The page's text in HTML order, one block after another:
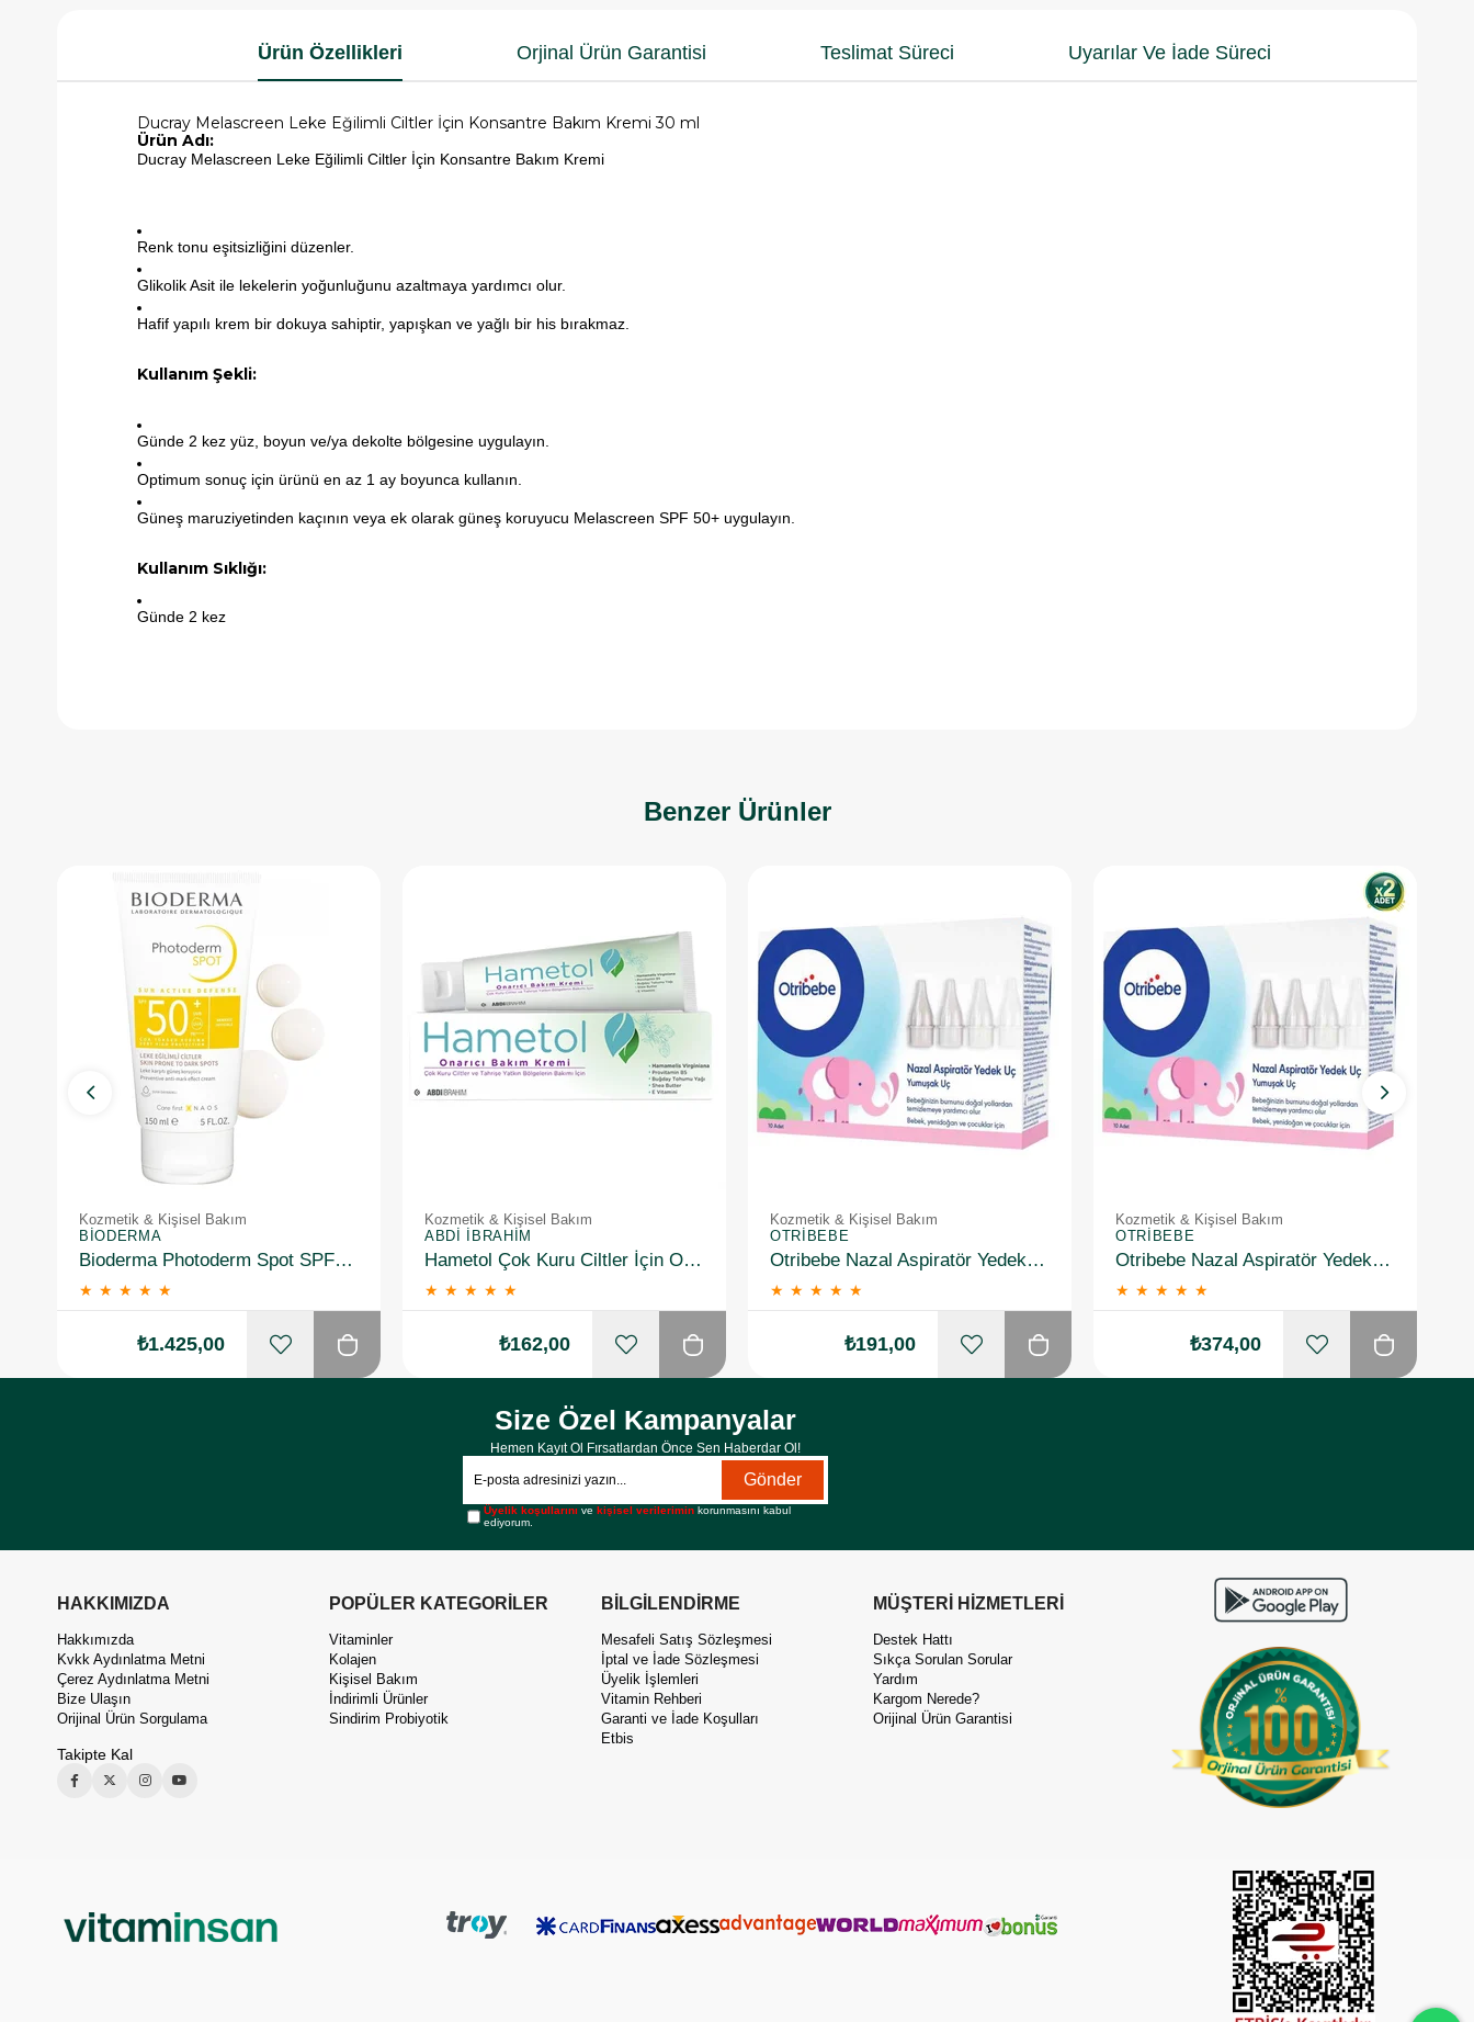
Ürün Özellikleri Orjinal Ürün Garantisi Teslimat Süreci Uyarılar Ve İade Süreci
Ducray Melascreen Leke Eğilimli Ciltler İçin Konsantre Bakım Kremi 30 ml
Ürün Adı:
Ducray Melascreen Leke Eğilimli Ciltler İçin Konsantre Bakım Kremi
Renk tonu eşitsizliğini düzenler.
Glikolik Asit ile lekelerin yoğunluğunu azaltmaya yardımcı olur.
Hafif yapılı krem bir dokuya sahiptir, yapışkan ve yağlı bir his bırakmaz.
Kullanım Şekli:
Günde 2 kez yüz, boyun ve/ya dekolte bölgesine uygulayın.
Optimum sonuç için ürünü en az 1 ay boyunca kullanın.
Güneş maruziyetinden kaçının veya ek olarak güneş koruyucu Melascreen SPF 50+ uygulayın.
Kullanım Sıklığı:
Günde 2 kez
Benzer Ürünler
Kozmetik & Kişisel Bakım
BIODERMA
Bioderma Photoderm Spot SPF50+ 150 ml
★ ★ ★ ★ ★
₺1.425,00
Kozmetik & Kişisel Bakım
ABDI İBRAHIM
Hametol Çok Kuru Ciltler İçin Onarıcı Bakım Kremi 30 g
★ ★ ★ ★ ★
₺162,00
Kozmetik & Kişisel Bakım
OTRIBEBE
Otribebe Nazal Aspiratör Yedek Uç 10 Adet
★ ★ ★ ★ ★
₺191,00
Kozmetik & Kişisel Bakım
OTRIBEBE
Otribebe Nazal Aspiratör Yedek Uç 10 Adet 2 Adet
★ ★ ★ ★ ★
₺374,00
Size Özel Kampanyalar
Hemen Kayıt Ol Fırsatlardan Önce Sen Haberdar Ol!
Gönder
Üyelik koşullarını vekişisel verilerimin korunmasını kabul
ediyorum.
HAKKIMIZDA
Hakkımızda
Kvkk Aydınlatma Metni
Çerez Aydınlatma Metni
Bize Ulaşın
Orijinal Ürün Sorgulama
Takipte Kal
POPÜLER KATEGORİLER
Vitaminler
Kolajen
Kişisel Bakım
İndirimli Ürünler
Sindirim Probiyotik
BİLGİLENDİRME
Mesafeli Satış Sözleşmesi
İptal ve İade Sözleşmesi
Üyelik İşlemleri
Vitamin Rehberi
Garanti ve İade Koşulları
Etbis
MÜŞTERİ HİZMETLERİ
Destek Hattı
Sıkça Sorulan Sorular
Yardım
Kargom Nerede?
Orijinal Ürün Garantisi